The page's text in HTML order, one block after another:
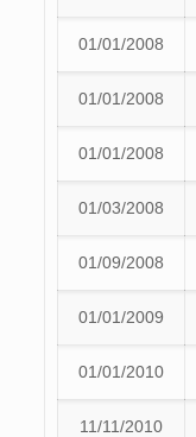
01/01/2008
01/01/2008
01/01/2008
01/03/2008
01/09/2008
01/01/2009
01/01/2010
11/11/2010